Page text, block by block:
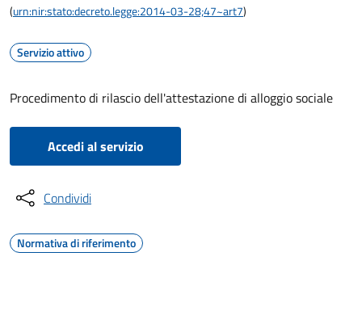
(urn:nir:stato:decreto.legge:2014-03-28;47~art7)
Servizio attivo
Procedimento di rilascio dell'attestazione di alloggio sociale
Accedi al servizio
Condividi
Normativa di riferimento